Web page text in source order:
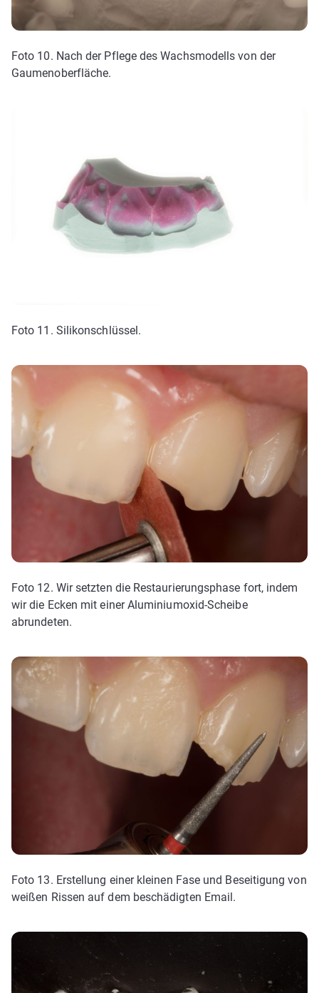
Foto 10. Nach der Pflege des Wachsmodells von der
Gaumenoberfläche.
Foto 11. Silikonschlüssel.
Foto 12. Wir setzten die Restaurierungsphase fort, indem
wir die Ecken mit einer Aluminiumoxid-Scheibe
abrundeten.
Foto 13. Erstellung einer kleinen Fase und Beseitigung von
weißen Rissen auf dem beschädigten Email.